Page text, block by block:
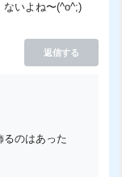
ないよね〜(^o^;)
返信する
るのはあった